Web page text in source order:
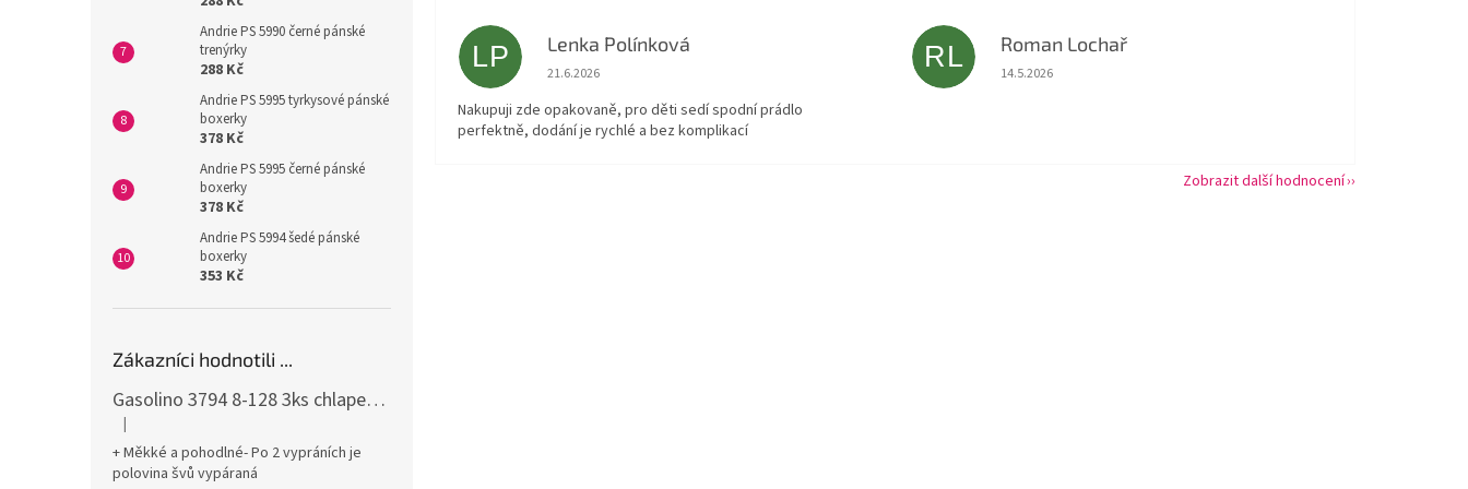
Andrie PS 5990 černé pánské
trenýrky
288 Kč
Andrie PS 5995 tyrkysové pánské
boxerky
378 Kč
Andrie PS 5995 černé pánské
boxerky
378 Kč
Andrie PS 5994 šedé pánské
boxerky
353 Kč
Zákazníci hodnotili ...
Gasolino 3794 8-128 3ks chlapecké boxerky
Hodnocení produktu je 3 z 5 hvězdiček.
|
+ Měkké a pohodlné- Po 2 vypráních je
polovina švů vypáraná
LP Lenka Polínková
Hodnocení obchodu je 5 z 5 hvězdiček.
21.6.2026
Nakupuji zde opakovaně, pro děti sedí spodní prádlo
perfektně, dodání je rychlé a bez komplikací
RL Roman Lochař
Hodnocení obchodu je 5 z 5 hvězdiček.
14.5.2026
Zobrazit další hodnocení